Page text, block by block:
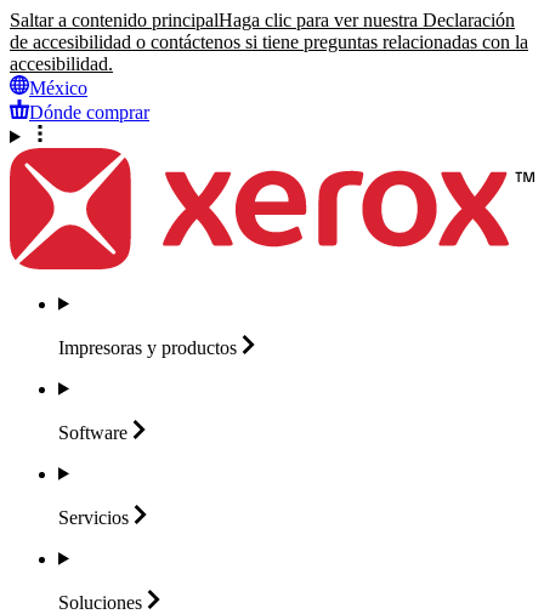
Saltar a contenido principalHaga clic para ver nuestra Declaración
de accesibilidad o contáctenos si tiene preguntas relacionadas con la
accesibilidad.
México
Dónde comprar
Impresoras y productos
Software
Servicios
Soluciones